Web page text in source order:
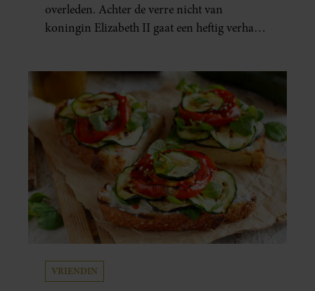
overleden. Achter de verre nicht van
koningin Elizabeth II gaat een heftig verhaal
VRIENDIN